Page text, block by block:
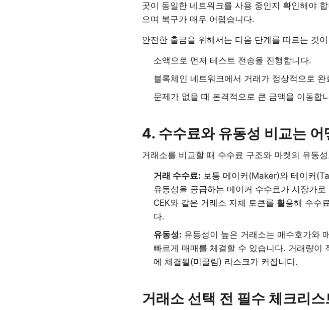
곳이 동일한 네트워크를 사용 중인지 확인해야
으며 복구가 매우 어렵습니다.
안전한 출금을 위해서는 다음 단계를 따르는 것
소액으로 먼저 테스트 전송을 진행합니다.
블록체인 네트워크에서 거래가 정상적으로
문제가 없을 때 본격적으로 큰 금액을 이동합
4. 수수료와 유동성 비교는
거래소를 비교할 때 수수료 구조와 마켓의 유동
거래 수수료: 보통 메이커(Maker)와 테이커
유동성을 공급하는 메이커 수수료가 시장가
CEK와 같은 거래소 자체 토큰를 활용해 수수
다.
유동성: 유동성이 높은 거래소는 매수호가와
빠르게 매매를 체결할 수 있습니다. 거래량이
에 체결될(미끌림) 리스크가 커집니다.
거래소 선택 전 필수 체크리스